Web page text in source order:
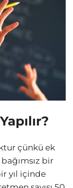
çünkü ek
bir
yıl içinde